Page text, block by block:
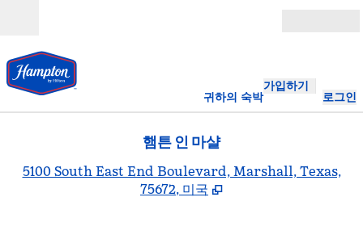
귀하의 숙박
가입하기
로그인
햄튼 인 마샬
5100 South East End Boulevard, Marshall, Texas,
75672, 미국